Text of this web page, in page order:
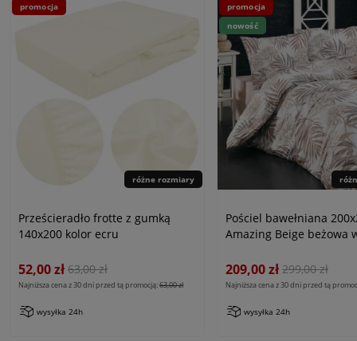
różne rozmiary
Prześcieradło frotte z gumką
140x200 kolor ecru
52,00 zł 63,00 zł
Najniższa cena z 30 dni przed tą promocją:63,00 zł
wysyłka 24h
promocja
Pościel bawełniana
Amazing Beige beżowa
Exclusive
209,00 zł 299,00 zł
Najniższa cena z 30 dni przed tą
wysyłka 24h
promocja
nowość